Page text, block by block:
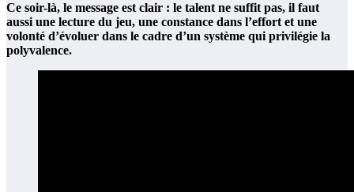
Ce soir-là, le message est clair : le talent ne suffit pas, il faut
aussi une lecture du jeu, une constance dans l’effort et une
volonté d’évoluer dans le cadre d’un système qui privilégie la
polyvalence.